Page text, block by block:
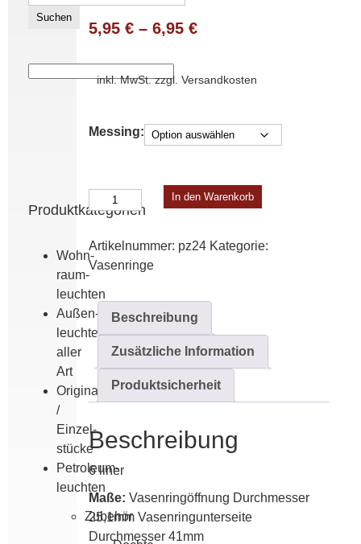
nach:
Suchen
Produktkategorien
Wohn­
raum­
leuchten
Außen­
leuchten
aller
Art
Originale
/
Einzel­
stücke
Petroleum­
leuchten
Zubehör
5,95 €– 6,95 €
inkl. MwSt. zzgl. Versandkosten
Messing:
Vasenring
Menge
In den Warenkorb
Artikelnummer: pz24 Kategorie:
Vasenringe
Beschreibung
Zusätzliche Information
Produktsicherheit
Beschreibung
6 liner
Maße: Vasenringöffnung Durchmesser
25,1mm Vasenringunterseite
Durchmesser 41mm